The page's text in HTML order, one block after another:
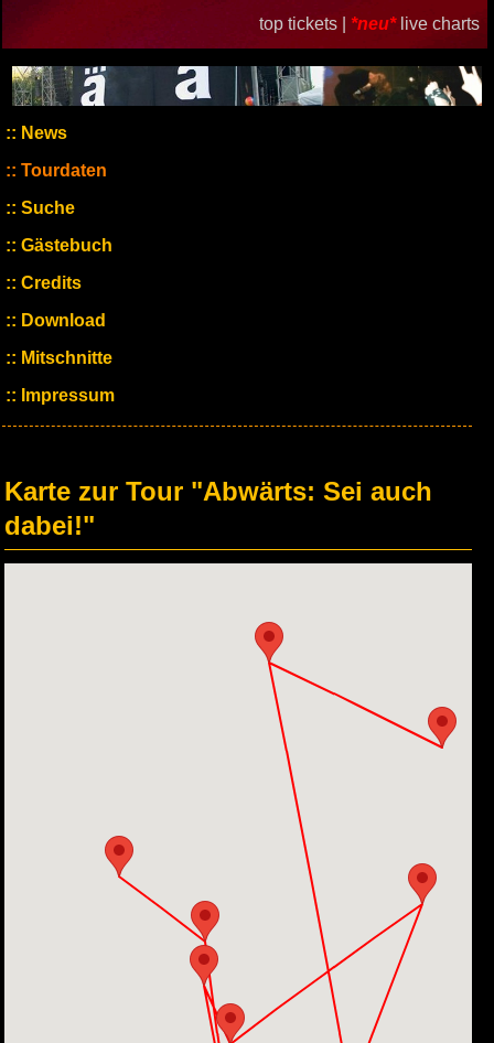
top tickets | *neu* live charts
News
Tourdaten
Suche
Gästebuch
Credits
Download
Mitschnitte
Impressum
Karte zur Tour "Abwärts: Sei auch
dabei!"